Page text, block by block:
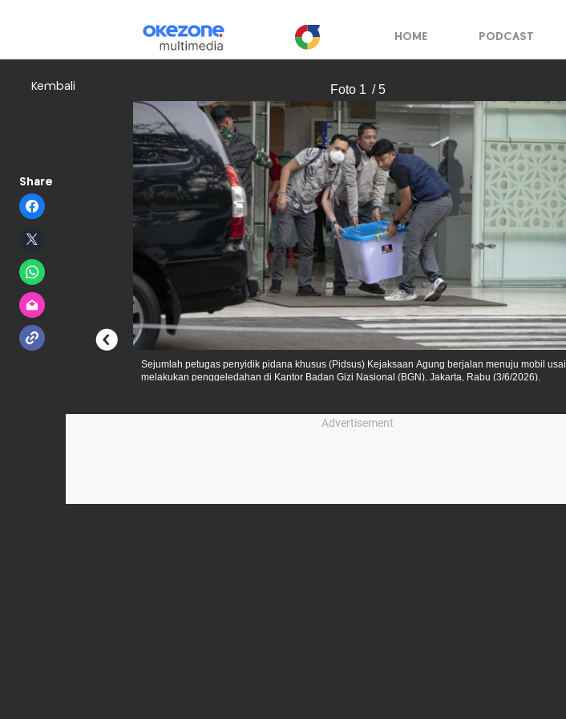
HOME PODCAST
Kembali
Share
Foto 1 / 5
Sejumlah petugas penyidik pidana khusus (Pidsus) Kejaksaan Agung berjalan menuju mobil usai
melakukan penggeledahan di Kantor Badan Gizi Nasional (BGN), Jakarta, Rabu (3/6/2026).
Advertisement